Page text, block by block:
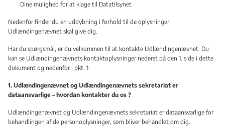
Dine mulighed for at klage til Datatilsynet
Nedenfor finder du en uddybning i forhold til de oplysninger,
Udlændingenævnet skal give dig.
Har du spørgsmål, er du velkommen til at kontakte Udlændingenævnet. Du
kan se Udlændingenævnets kontaktoplysninger nederst på den 1. side i dette
dokument og nedenfor i pkt. 1.
1. Udlændingenævnet og Udlændingenævnets sekretariat er
dataansvarlige – hvordan kontakter du os ?
Udlændingenævnet og Udlændingenævnets sekretariat er dataansvarlige for
behandlingen af de personoplysninger, som bliver behandlet om dig.